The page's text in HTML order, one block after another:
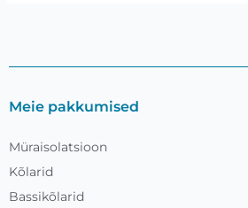
Meie pakkumised
Müraisolatsioon
Kõlarid
Bassikõlarid